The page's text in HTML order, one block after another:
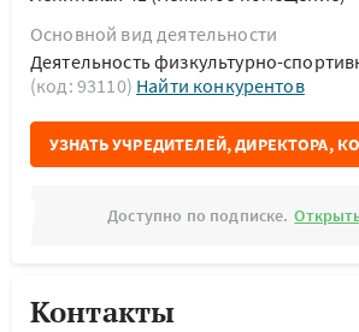
Основной вид деятельности
Деятельность физкультурно-
(код: 93110) Найти конкурентов
УЗНАТЬ УЧРЕДИТЕЛЕЙ, ДИРЕКТОРА,
Доступно по подписке.
Контакты